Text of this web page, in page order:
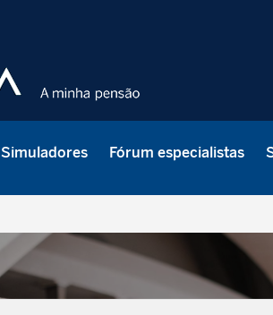
Simuladores Fórum especialistas